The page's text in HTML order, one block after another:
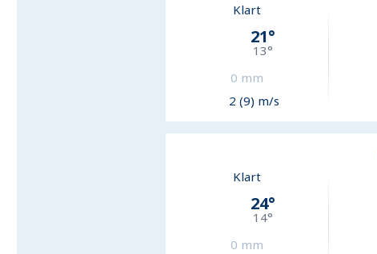
Klart
21°
13°
0 mm
2 (9) m/s
Klart
24°
14°
0 mm